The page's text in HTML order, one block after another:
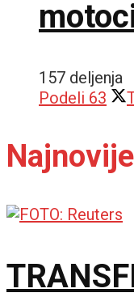
157 deljenja
Podeli 63
Najnovije